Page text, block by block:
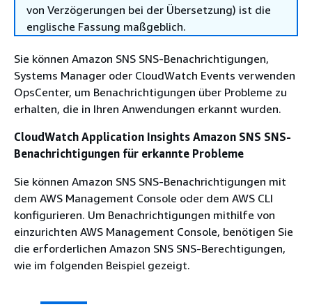
von Verzögerungen bei der Übersetzung) ist die
englische Fassung maßgeblich.
Sie können Amazon SNS SNS-Benachrichtigungen,
Systems Manager oder CloudWatch Events verwenden
OpsCenter, um Benachrichtigungen über Probleme zu
erhalten, die in Ihren Anwendungen erkannt wurden.
CloudWatch Application Insights Amazon SNS SNS-
Benachrichtigungen für erkannte Probleme
Sie können Amazon SNS SNS-Benachrichtigungen mit
dem AWS Management Console oder dem AWS CLI
konfigurieren. Um Benachrichtigungen mithilfe von
einzurichten AWS Management Console, benötigen Sie
die erforderlichen Amazon SNS SNS-Berechtigungen,
wie im folgenden Beispiel gezeigt.